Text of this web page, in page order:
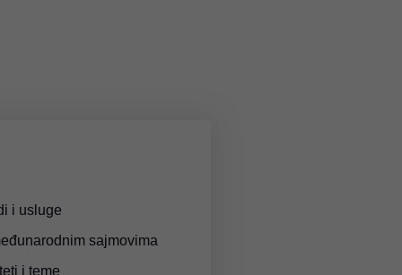
i usluge
sajmovima
i teme